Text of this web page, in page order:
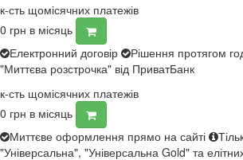
к-сть щомісячних платежів
0 грн в місяць
Електронний договір
Рішення протягом
"Миттєва розстрочка" від ПриватБанк
к-сть щомісячних платежів
0 грн в місяць
Миттєве оформлення прямо на сайті
"Універсальна", "Універсальна Gold" та